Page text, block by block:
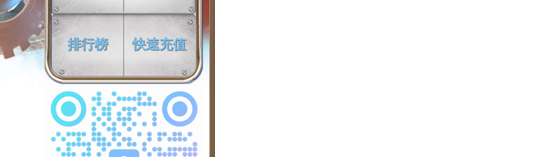
排行榜 快速充值